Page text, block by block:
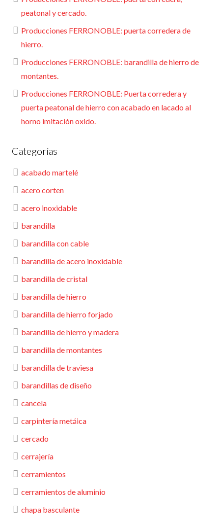
peatonal y cercado.
Producciones FERRONOBLE: puerta corredera de
hierro.
Producciones FERRONOBLE: barandilla de hierro de
montantes.
Producciones FERRONOBLE: Puerta corredera y
puerta peatonal de hierro con acabado en lacado al
horno imitación oxido.
Categorías
acabado martelé
acero corten
acero inoxidable
barandilla
barandilla con cable
barandilla de acero inoxidable
barandilla de cristal
barandilla de hierro
barandilla de hierro forjado
barandilla de hierro y madera
barandilla de montantes
barandilla de traviesa
barandillas de diseño
cancela
carpintería metáica
cercado
cerrajería
cerramientos
cerramientos de aluminio
chapa basculante